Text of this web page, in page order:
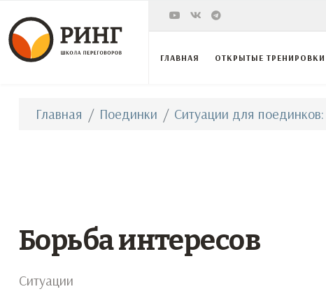
ГЛАВНАЯ ОТКРЫТЫЕ ТРЕНИРОВКИ
Главная Поединки Ситуации для
Борьба интересов
Ситуации